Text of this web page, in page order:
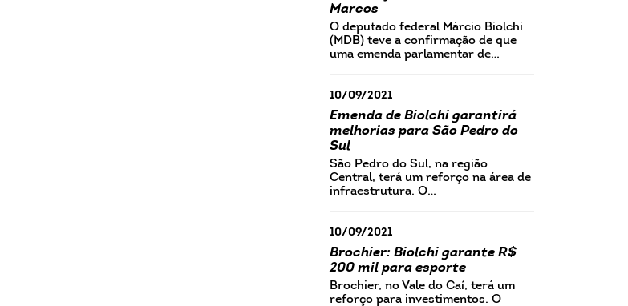
Marcos
O deputado federal Márcio Biolchi
(MDB) teve a confirmação de que
uma emenda parlamentar de…
10/09/2021
Emenda de Biolchi garantirá
melhorias para São Pedro do
Sul
São Pedro do Sul, na região
Central, terá um reforço na área de
infraestrutura. O…
10/09/2021
Brochier: Biolchi garante R$
200 mil para esporte
Brochier, no Vale do Caí, terá um
reforço para investimentos. O